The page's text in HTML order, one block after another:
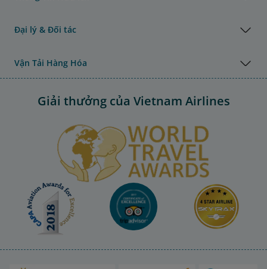
Đại lý & Đối tác
Vận Tải Hàng Hóa
Giải thưởng của Vietnam Airlines